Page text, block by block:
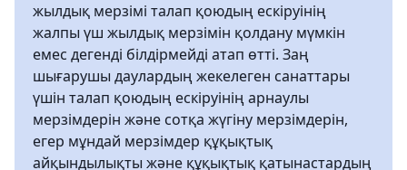
жылдық мерзімі талап қоюдың ескіруінің
жалпы үш жылдық мерзімін қолдану мүмкін
емес дегенді білдірмейді атап өтті. Заң
шығарушы даулардың жекелеген санаттары
үшін талап қоюдың ескіруінің арнаулы
мерзімдерін және сотқа жүгіну мерзімдерін,
егер мұндай мерзімдер құқықтық
айқындылықты және құқықтық қатынастардың